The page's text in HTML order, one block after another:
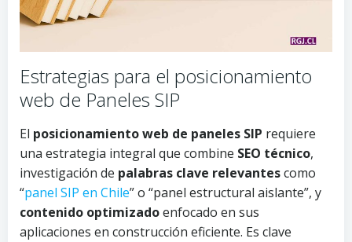
Estrategias para el posicionamiento
web de Paneles SIP
El posicionamiento web de paneles SIP requiere
una estrategia integral que combine SEO técnico,
investigación de palabras clave relevantescomo
“panel SIP en Chile” o “panel estructural aislante”, y
contenido optimizadoenfocado en sus
aplicaciones en construcción eficiente. Es clave